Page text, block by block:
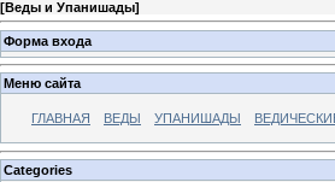
[Веды и Упанишады]
Форма входа
Меню сайта
ГЛАВНАЯ ВЕДЫ УПАНИШАДЫ
Categories